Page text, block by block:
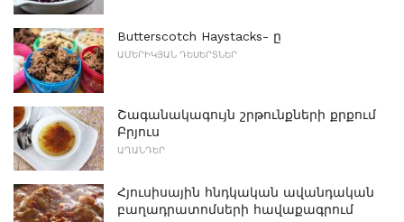
Butterscotch Haystacks- ը
ԱՄԵՐԻԿՅԱՆ ԴԵՍԵՐՏՆԵՐ
Շագանակագույն շրթունքների քրքում
Բրյուս
ԱՂԱՆԴԵՐ
Հյուսիսային հնդկական ավանդական
բաղադրատոմսերի հավաքագրում